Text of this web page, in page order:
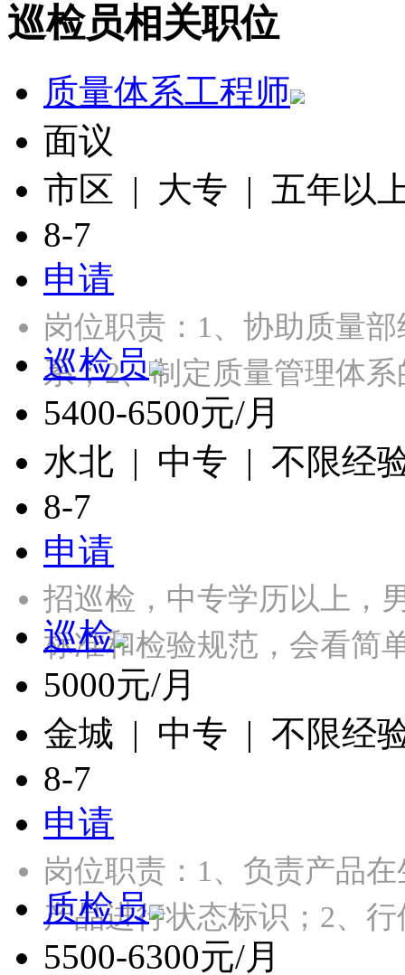
巡检员相关职位
质量体系工程师
面议
市区 | 大专 | 五年以
8-7
申请
岗位职责：1、协助质量
系；2、制定质量管理体
巡检员
5400-6500元/月
水北 | 中专 | 不限经
8-7
申请
招巡检，中专学历以上，
标准和检验规范，会看
巡检
5000元/月
金城 | 中专 | 不限经
8-7
申请
岗位职责：1、负责产品
产品进行状态标识；2、
质检员
5500-6300元/月